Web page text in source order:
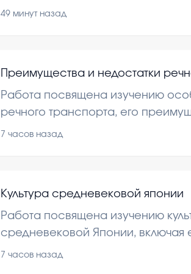
В ней рассматриваются его
49 минут назад
Преимущества и недостатки
Работа посвящена изучению
речного транспорта, его
недостатков. Это важно для
7 часов назад
Культура средневековой японии
Работа посвящена изучению
средневековой Японии, включая
искусство и обычаи. Это важно
7 часов назад